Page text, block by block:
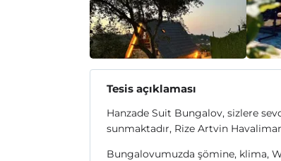
Tesis açıklaması
Hanzade Suit Bungalov, sizlere
sunmaktadır, Rize Artvin
Bungalovumuzda şömine, klima,